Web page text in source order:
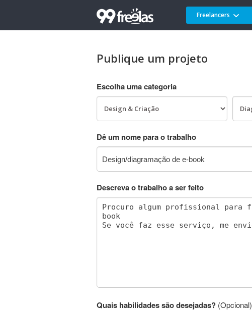
Freelancers
Publique um projeto
Escolha uma categoria
Dê um nome para o trabalho
Descreva o trabalho a ser feito
Quais habilidades são desejadas? (Opcional)